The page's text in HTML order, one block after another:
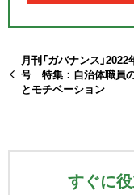
月刊「ガバナンス」2022
号 特集：自治体職員
とモチベーション
すぐに